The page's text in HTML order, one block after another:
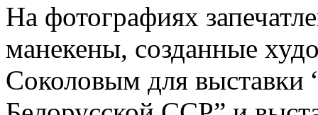
На фотографиях
манекены, созданные
Соколовым для выставки